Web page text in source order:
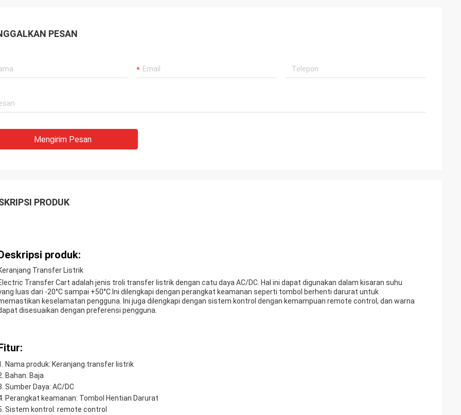
PESAN
Mengirim Pesan
PRODUK
produk:
Transfer Listrik
Transfer Cart adalah jenis troli transfer listrik dengan catu daya AC/DC. Hal ini dapat digunakan dalam kisaran suhu
luas dari -20°C sampai +50°C.Ini dilengkapi dengan perangkat keamanan seperti tombol berhenti darurat untuk
keselamatan pengguna. Ini juga dilengkapi dengan sistem kontrol dengan kemampuan remote control, dan warna
disesuaikan dengan preferensi pengguna.
Nama produk: Keranjang transfer listrik
Bahan: Baja
Sumber Daya: AC/DC
Perangkat keamanan: Tombol Hentian Darurat
Sistem kontrol: remote control